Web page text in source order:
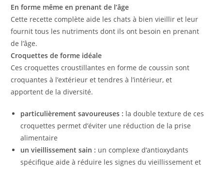
En forme même en prenant de l’âge
Cette recette complète aide les chats à bien vieillir et leur
fournit tous les nutriments dont ils ont besoin en prenant
de l’âge.
Croquettes de forme idéale
Ces croquettes croustillantes en forme de coussin sont
croquantes à l’extérieur et tendres à l’intérieur, et
apportent de la diversité.
particulièrement savoureuses : la double texture de ces
croquettes permet d’éviter une réduction de la prise
alimentaire
un vieillissement sain : un complexe d’antioxydants
spécifique aide à réduire les signes du vieillissement et